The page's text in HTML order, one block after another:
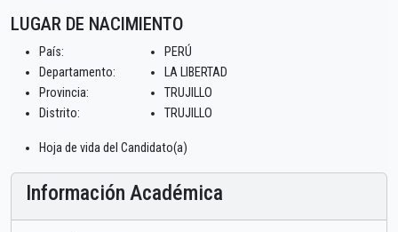
LUGAR DE NACIMIENTO
País:
Departamento:
Provincia:
Distrito:
PERÚ
LA LIBERTAD
TRUJILLO
TRUJILLO
Hoja de vida del Candidato(a)
Información Académica